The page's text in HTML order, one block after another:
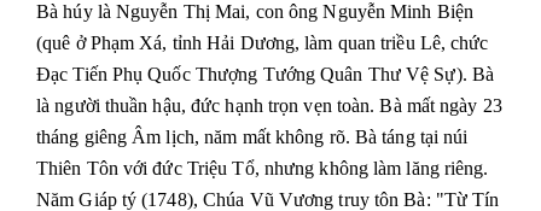
Bà húy là Nguyễn Thị Mai, con ông Nguyễn Minh Biện
(quê ở Phạm Xá, tỉnh Hải Dương, làm quan triều Lê, chức
Đạc Tiến Phụ Quốc Thượng Tướng Quân Thư Vệ Sự). Bà
là người thuần hậu, đức hạnh trọn vẹn toàn. Bà mất ngày 23
tháng giêng Âm lịch, năm mất không rõ. Bà táng tại núi
Thiên Tôn với đức Triệu Tổ, nhưng không làm lăng riêng.
Năm Giáp tý (1748), Chúa Vũ Vương truy tôn Bà: "Từ Tín